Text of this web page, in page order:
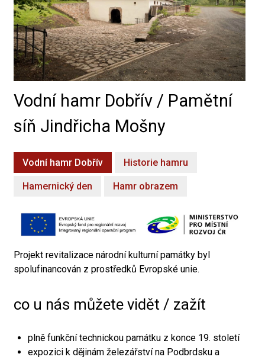
Vodní hamr Dobřív / Pamětní
síň Jindřicha Mošny
Vodní hamr Dobřív Historie hamru
Hamernický den Hamr obrazem
Projekt revitalizace národní kulturní památky byl
spolufinancován z prostředků Evropské unie.
co u nás můžete vidět / zažít
plně funkční technickou památku z konce 19. století
expozici k dějinám železářství na Podbrdsku a